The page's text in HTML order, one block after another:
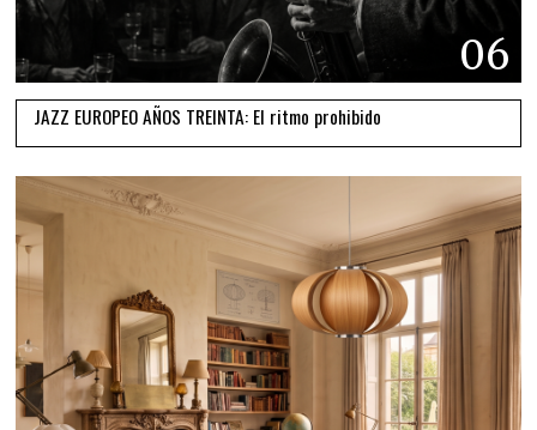
06
JAZZ EUROPEO AÑOS TREINTA: El ritmo prohibido